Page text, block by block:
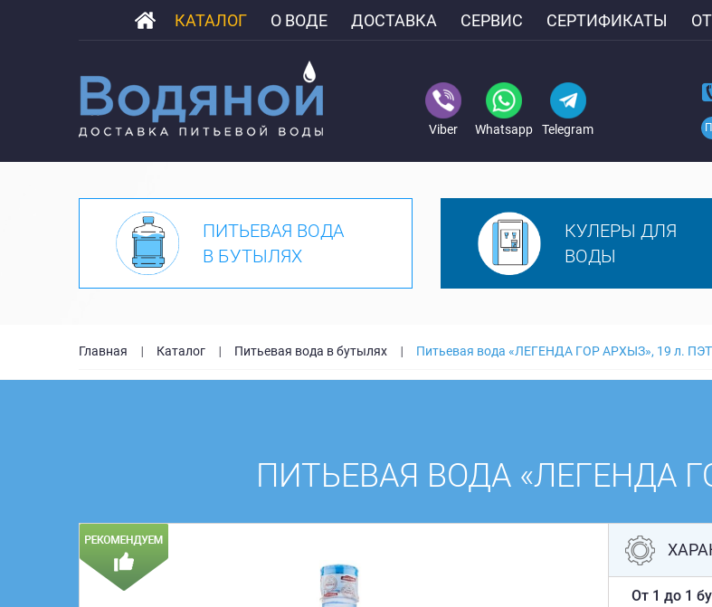
КАТАЛОГ О ВОДЕ ДОСТАВКА СЕРВИС СЕРТИФИКАТЫ
Viber Whatsapp Telegram
ПИТЬЕВАЯ ВОДА
В БУТЫЛЯХ
КУЛЕРЫ ДЛЯ
ВОДЫ
Главная Каталог Питьевая вода в бутылях Питьевая вода «ЛЕГЕНДА ГОР АРХЫЗ», 19 л. ПЭТ
ПИТЬЕВАЯ ВОДА «ЛЕГЕНДА
От 1 до 1